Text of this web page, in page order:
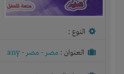
النوع :
العنوان : مصر- مصر-
any